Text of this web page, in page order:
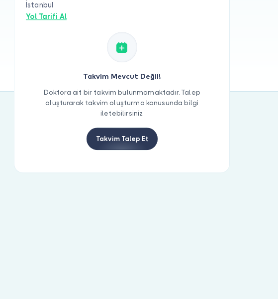
İstanbul
Yol Tarifi Al
Takvim Mevcut Değil!
Doktora ait bir takvim bulunmamaktadır. Talep
oluşturarak takvim oluşturma konusunda bilgi
iletebilirsiniz.
Takvim Talep Et